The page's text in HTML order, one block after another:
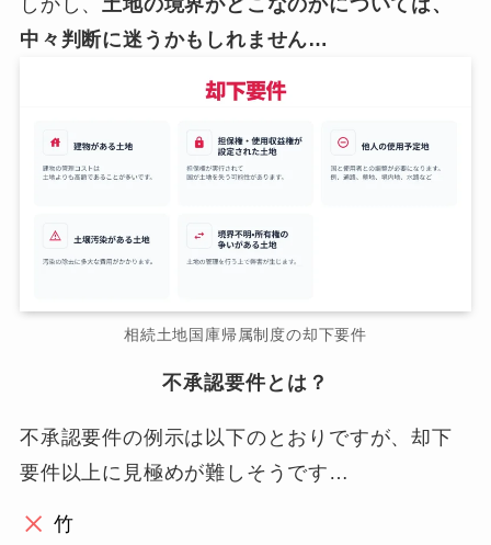
しかし、土地の境界がどこなのかについては、
中々判断に迷うかもしれません…
相続土地国庫帰属制度の却下要件
不承認要件とは？
不承認要件の例示は以下のとおりですが、却下
要件以上に見極めが難しそうです…
竹